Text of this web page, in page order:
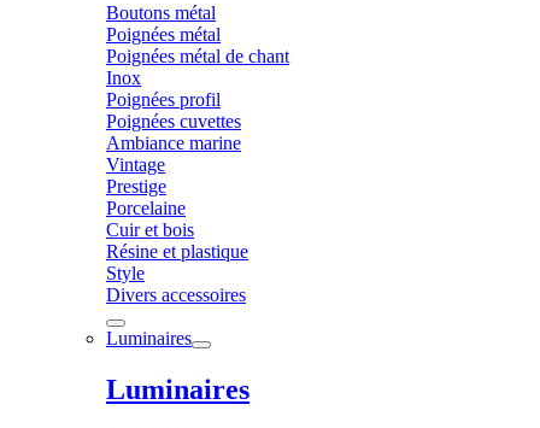
Boutons métal
Poignées métal
Poignées métal de chant
Inox
Poignées profil
Poignées cuvettes
Ambiance marine
Vintage
Prestige
Porcelaine
Cuir et bois
Résine et plastique
Style
Divers accessoires
Luminaires
Luminaires